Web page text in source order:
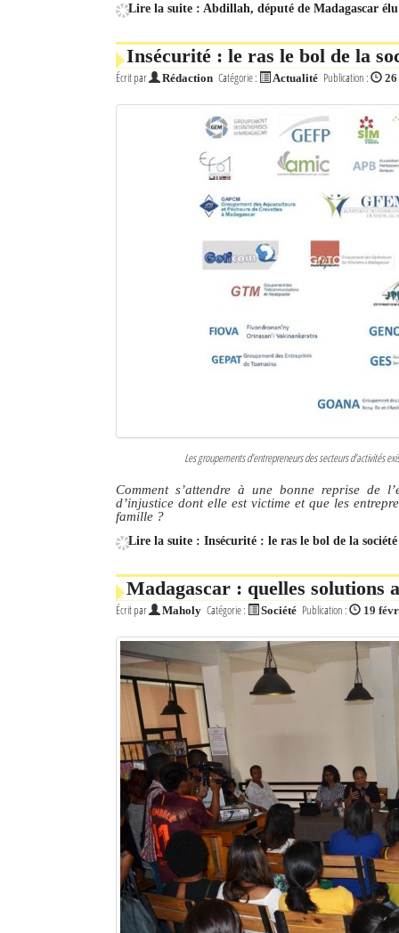
Lire la suite : Abdillah, député de Madagascar élu
Insécurité : le ras le bol de la
Écrit par Rédaction Catégorie : Actualité Publication :
Les groupements d’entrepreneurs des secteurs d’activités
Comment s’attendre à une bonne reprise de
d’injustice dont elle est victime et que les
famille ?
Lire la suite : Insécurité : le ras le bol de la
Madagascar : quelles solutions
Écrit par Maholy Catégorie : Société Publication : 19